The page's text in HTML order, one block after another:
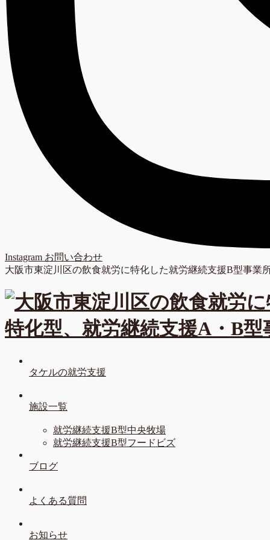
Instagram お問い合わせ
大阪市東淀川区の飲食就労に特化した就労継続支援B型事業
タケルの就労支援
施設一覧
就労継続支援B型中央牧場
就労継続支援B型フードビズ
ブログ
よくある質問
お知らせ